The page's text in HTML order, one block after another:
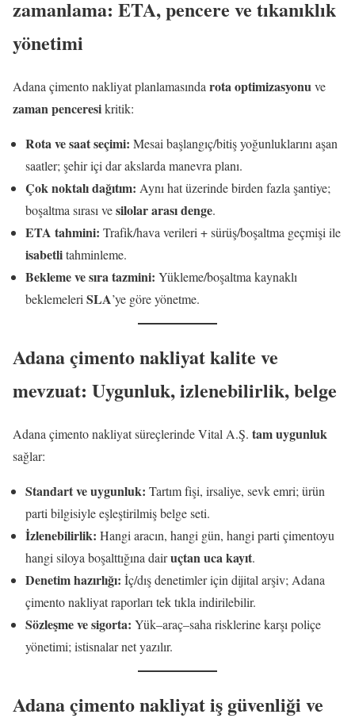
zamanlama: ETA, pencere ve tıkanıklık
yönetimi
Adana çimento nakliyat planlamasında rota optimizasyonuve
zaman penceresikritik:
Rota ve saat seçimi: Mesai başlangıç/bitiş yoğunluklarını aşan
saatler; şehir içi dar akslarda manevra planı.
Çok noktalı dağıtım: Aynı hat üzerinde birden fazla şantiye;
boşaltma sırası vesilolar arası denge.
ETA tahmini: Trafik/hava verileri + sürüş/boşaltma geçmişi ile
isabetlitahminleme.
Bekleme ve sıra tazmini: Yükleme/boşaltma kaynaklı
beklemeleri SLA’ye göre yönetme.
Adana çimento nakliyat kalite ve
mevzuat: Uygunluk, izlenebilirlik, belge
Adana çimento nakliyat süreçlerinde Vital A.Ş. tam uygunluk
sağlar:
Standart ve uygunluk: Tartım fişi, irsaliye, sevk emri; ürün
parti bilgisiyle eşleştirilmiş belge seti.
İzlenebilirlik: Hangi aracın, hangi gün, hangi parti çimentoyu
hangi siloya boşalttığına dairuçtan uca kayıt.
Denetim hazırlığı: İç/dış denetimler için dijital arşiv; Adana
çimento nakliyat raporları tek tıkla indirilebilir.
Sözleşme ve sigorta: Yük–araç–saha risklerine karşı poliçe
yönetimi; istisnalar net yazılır.
Adana çimento nakliyat iş güvenliği ve